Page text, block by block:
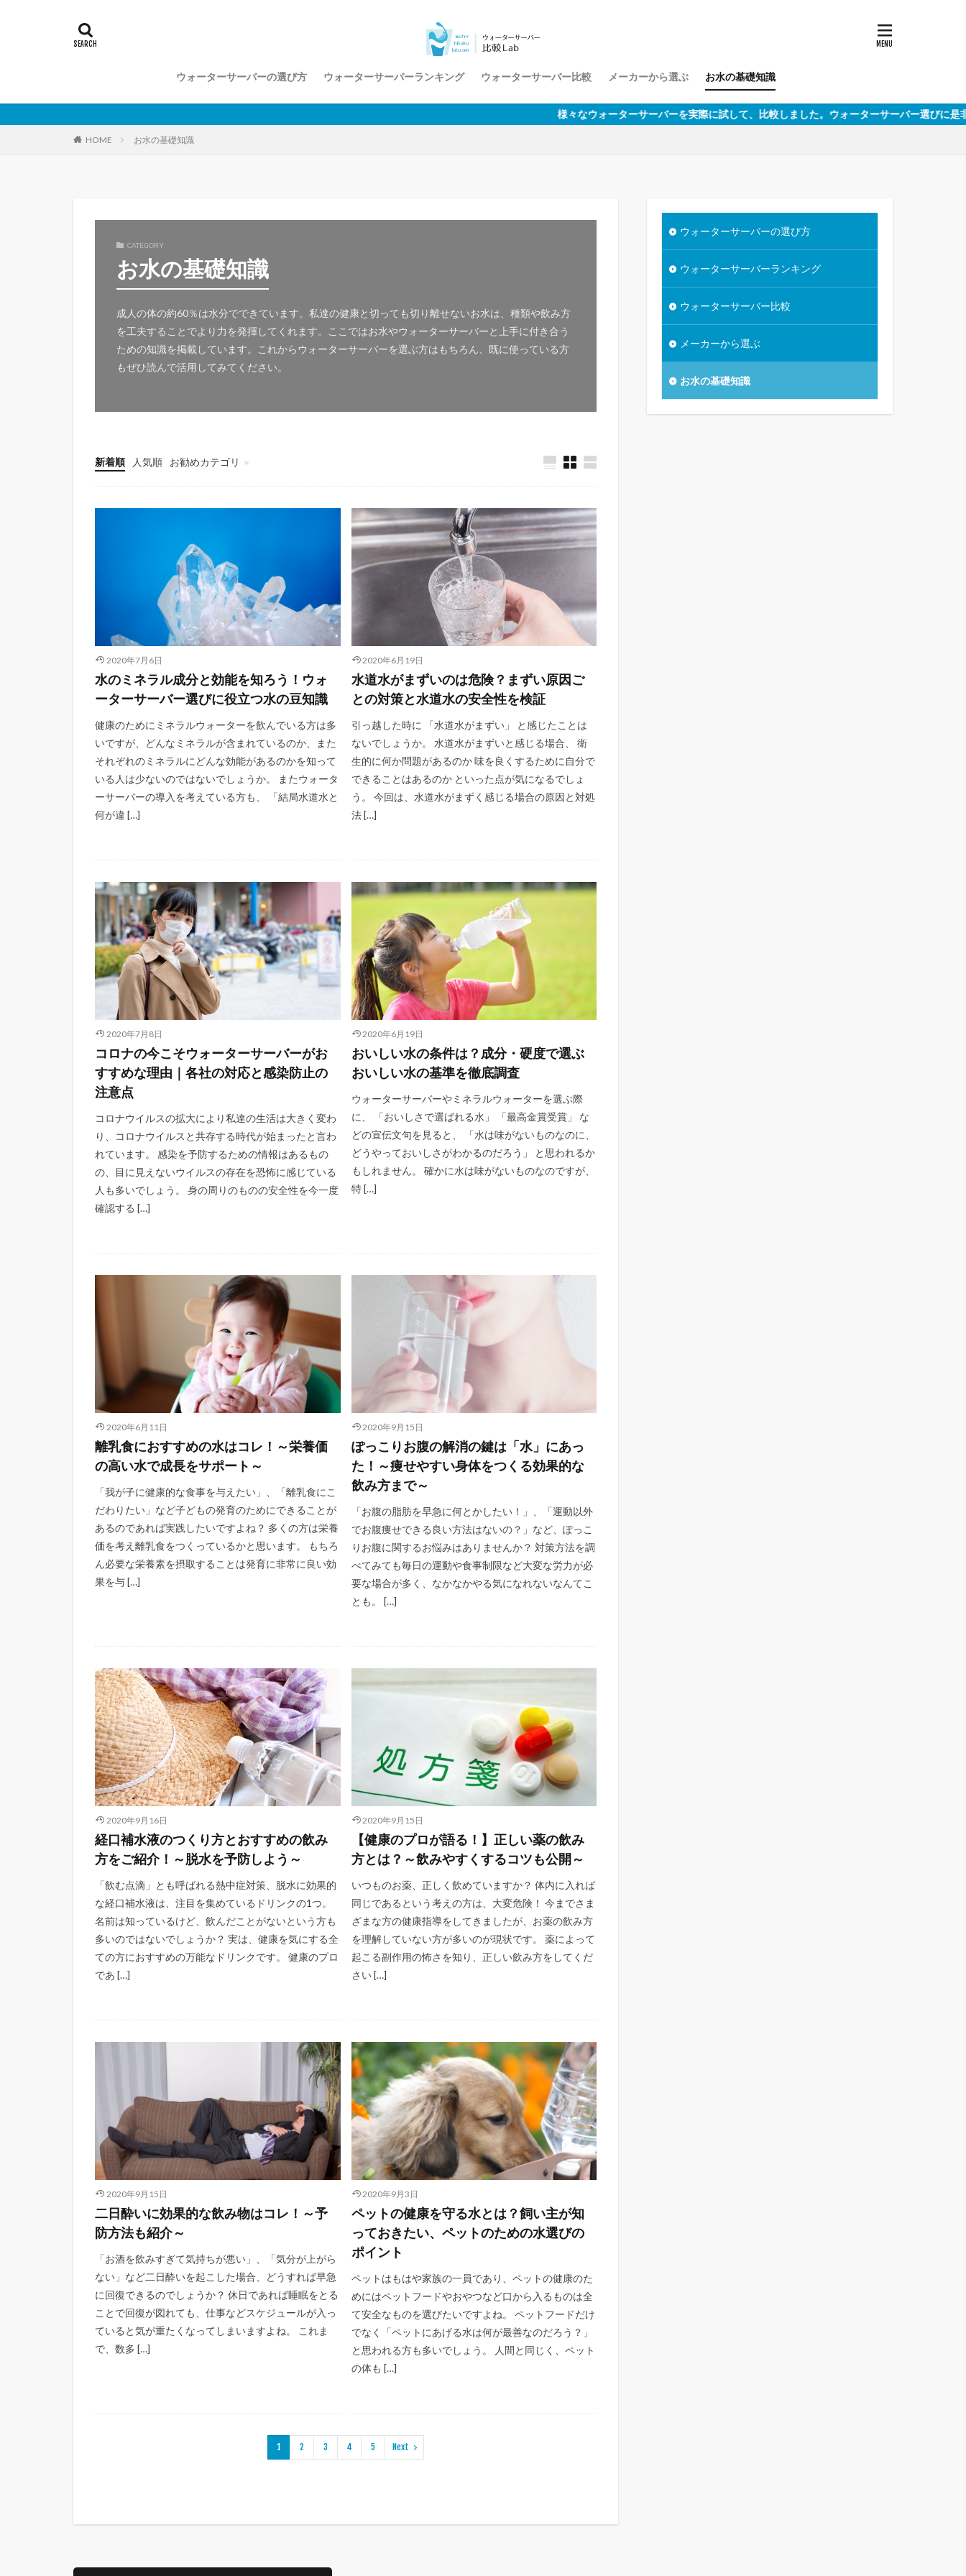
ウォーターサーバーの選び方 ウォーターサーバーランキング ウォーターサーバー比較 メーカーから選ぶ お水の基礎知識
様々なウォーターサーバーを実際に試して、比較しました。ウォーターサーバー選びに是非ご参考ください。
HOME お水の基礎知識
CATEGORY
お水の基礎知識
成人の体の約60％は水分でできています。私達の健康と切っても切り離せないお水は、種類や飲み方
を工夫することでより力を発揮してくれます。ここではお水やウォーターサーバーと上手に付き合う
ための知識を掲載しています。これからウォーターサーバーを選ぶ方はもちろん、既に使っている方
もぜひ読んで活用してみてください。
新着順 人気順
お勧めカテゴリ
未分類
2020年7月6日
水のミネラル成分と効能を知ろう！ウォ
ーターサーバー選びに役立つ水の豆知識
健康のためにミネラルウォーターを飲んでいる方は多
いですが、どんなミネラルが含まれているのか、また
それぞれのミネラルにどんな効能があるのかを知って
いる人は少ないのではないでしょうか。 またウォータ
ーサーバーの導入を考えている方も、 「結局水道水と
何が違 […]
2020年6月19日
水道水がまずいのは危険？まずい原因ご
との対策と水道水の安全性を検証
引っ越した時に 「水道水がまずい」 と感じたことは
ないでしょうか。 水道水がまずいと感じる場合、 衛
生的に何か問題があるのか 味を良くするために自分で
できることはあるのか といった点が気になるでしょ
う。 今回は、水道水がまずく感じる場合の原因と対処
法 […]
2020年7月8日
コロナの今こそウォーターサーバーがお
すすめな理由｜各社の対応と感染防止の
注意点
コロナウイルスの拡大により私達の生活は大きく変わ
り、コロナウイルスと共存する時代が始まったと言わ
れています。 感染を予防するための情報はあるもの
の、目に見えないウイルスの存在を恐怖に感じている
人も多いでしょう。 身の周りのものの安全性を今一度
確認する […]
2020年6月19日
おいしい水の条件は？成分・硬度で選ぶ
おいしい水の基準を徹底調査
ウォーターサーバーやミネラルウォーターを選ぶ際
に、 「おいしさで選ばれる水」 「最高金賞受賞」 な
どの宣伝文句を見ると、 「水は味がないものなのに、
どうやっておいしさがわかるのだろう」 と思われるか
もしれません。 確かに水は味がないものなのですが、
特 […]
2020年6月11日
離乳食におすすめの水はコレ！～栄養価
の高い水で成長をサポート～
「我が子に健康的な食事を与えたい」、「離乳食にこ
だわりたい」など子どもの発育のためにできることが
あるのであれば実践したいですよね？ 多くの方は栄養
価を考え離乳食をつくっているかと思います。 もちろ
ん必要な栄養素を摂取することは発育に非常に良い効
果を与 […]
2020年9月15日
ぽっこりお腹の解消の鍵は「水」にあっ
た！～痩せやすい身体をつくる効果的な
飲み方まで～
「お腹の脂肪を早急に何とかしたい！」、「運動以外
でお腹痩せできる良い方法はないの？」など、ぽっこ
りお腹に関するお悩みはありませんか？ 対策方法を調
べてみても毎日の運動や食事制限など大変な労力が必
要な場合が多く、なかなかやる気になれないなんてこ
とも。 […]
2020年9月16日
経口補水液のつくり方とおすすめの飲み
方をご紹介！～脱水を予防しよう～
「飲む点滴」とも呼ばれる熱中症対策、脱水に効果的
な経口補水液は、注目を集めているドリンクの1つ。
名前は知っているけど、飲んだことがないという方も
多いのではないでしょうか？ 実は、健康を気にする全
ての方におすすめの万能なドリンクです。 健康のプロ
であ […]
2020年9月15日
【健康のプロが語る！】正しい薬の飲み
方とは？～飲みやすくするコツも公開～
いつものお薬、正しく飲めていますか？ 体内に入れば
同じであるという考えの方は、大変危険！ 今までさま
ざまな方の健康指導をしてきましたが、お薬の飲み方
を理解していない方が多いのが現状です。 薬によって
起こる副作用の怖さを知り、正しい飲み方をしてくだ
さい […]
2020年9月15日
二日酔いに効果的な飲み物はコレ！～予
防方法も紹介～
「お酒を飲みすぎて気持ちが悪い」、「気分が上がら
ない」など二日酔いを起こした場合、どうすれば早急
に回復できるのでしょうか？ 休日であれば睡眠をとる
ことで回復が図れても、仕事などスケジュールが入っ
ていると気が重たくなってしまいますよね。 これま
で、数多 […]
2020年9月3日
ペットの健康を守る水とは？飼い主が知
っておきたい、ペットのための水選びの
ポイント
ペットはもはや家族の一員であり、ペットの健康のた
めにはペットフードやおやつなど口から入るものは全
て安全なものを選びたいですよね。 ペットフードだけ
でなく「ペットにあげる水は何が最善なのだろう？」
と思われる方も多いでしょう。 人間と同じく、ペット
の体も […]
1 2 3 4 5 Next
ウォーターサーバーの選び方
ウォーターサーバーランキング
ウォーターサーバー比較
メーカーから選ぶ
お水の基礎知識